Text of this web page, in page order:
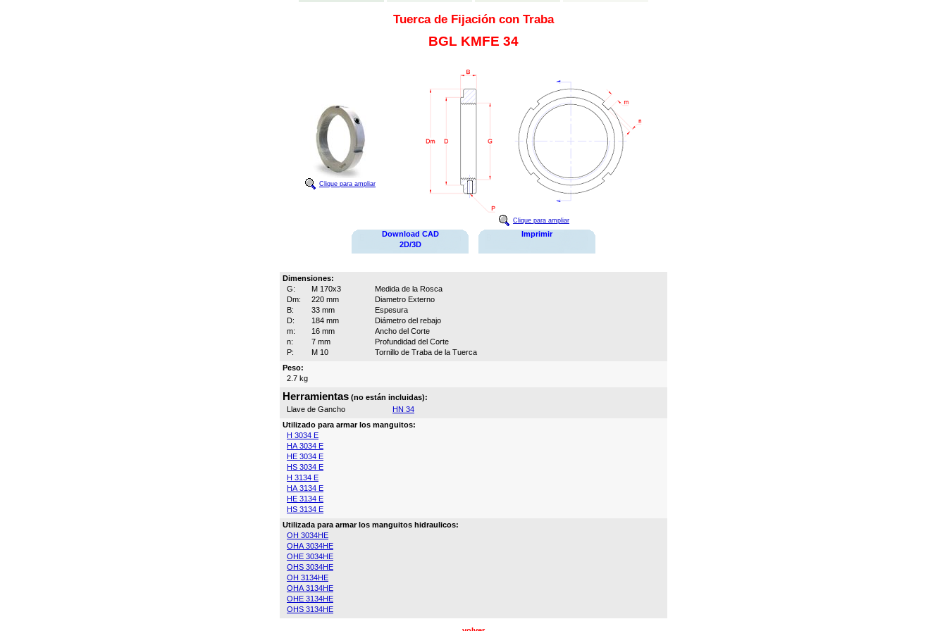
Tuerca de Fijación con Traba
BGL KMFE 34
Clique para ampliar
Clique para ampliar
Download CAD
2D/3D
Imprimir
Dimensiones:
G:
M 170x3
Medida de la Rosca
Dm:
220 mm
Diametro Externo
B:
33 mm
Espesura
D:
184 mm
Diámetro del rebajo
m:
16 mm
Ancho del Corte
n:
7 mm
Profundidad del Corte
P:
M 10
Tornillo de Traba de la Tuerca
Peso:
2.7 kg
Herramientas (no están incluidas):
Llave de Gancho
HN 34
Utilizado para armar los manguitos:
H 3034 E
HA 3034 E
HE 3034 E
HS 3034 E
H 3134 E
HA 3134 E
HE 3134 E
HS 3134 E
Utilizada para armar los manguitos hidraulicos:
OH 3034HE
OHA 3034HE
OHE 3034HE
OHS 3034HE
OH 3134HE
OHA 3134HE
OHE 3134HE
OHS 3134HE